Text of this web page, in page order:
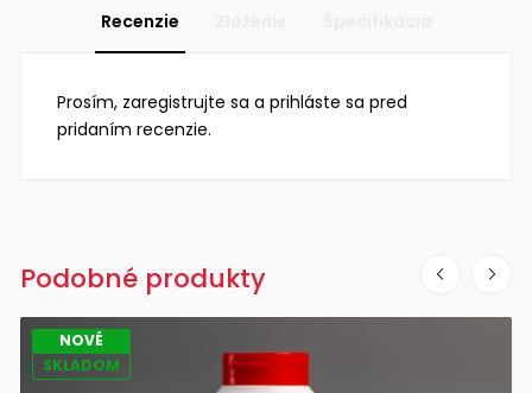
Recenzie
Prosím, zaregistrujte sa a prihláste sa pred
pridaním recenzie.
Podobné produkty
NOVÉ
SKLADOM